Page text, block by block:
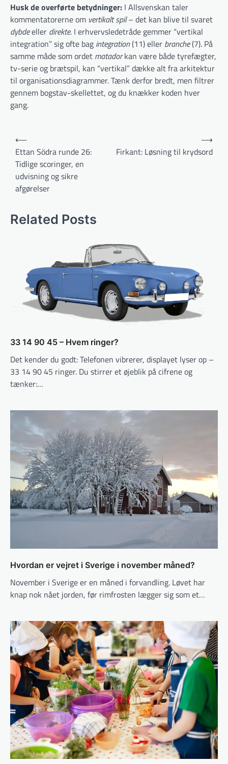
Husk de overførte betydninger: I Allsvenskan taler
kommentatorerne om vertikalt spil– det kan blive til svaret
dybdeeller direkte. I erhvervsledetråde gemmer “vertikal
integration” sig ofte bag integration(11) eller branche(7). På
samme måde som ordet matadorkan være både tyrefægter,
tv-serie og brætspil, kan “vertikal” dække alt fra arkitektur
til organisationsdiagrammer. Tænk derfor bredt, men filtrer
gennem bogstav-skellettet, og du knækker koden hver
gang.
Indlægsnavigation
⟵
Ettan Södra runde 26:
Tidlige scoringer, en
udvisning og sikre
afgørelser
Firkant: Løsning til krydsord
⟶
Related Posts
33 14 90 45 – Hvem ringer?
Det kender du godt: Telefonen vibrerer, displayet lyser op –
33 14 90 45 ringer. Du stirrer et øjeblik på cifrene og
tænker:…
Hvordan er vejret i Sverige i november måned?
November i Sverige er en måned i forvandling. Løvet har
knap nok nået jorden, før rimfrosten lægger sig som et…